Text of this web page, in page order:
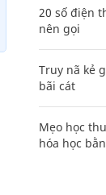
20 số điện
nên gọi
Truy nã kẻ
bãi cát
Mẹo học
hóa học